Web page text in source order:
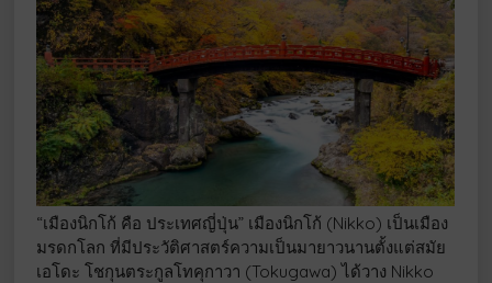
“เมืองนิกโก้ คือ ประเทศญี่ปุ่น” เมืองนิกโก้ (Nikko) เป็นเมือง
มรดกโลก ที่มีประวัติศาสตร์ความเป็นมายาวนานตั้งแต่สมัย
เอโดะ โชกุนตระกูลโทคุกาวา (Tokugawa) ได้วาง Nikko